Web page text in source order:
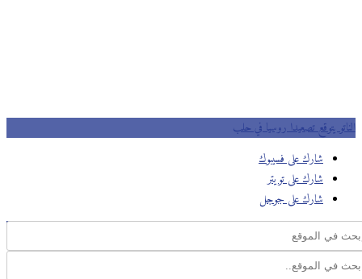
الناتو يتوقع تصعيدا روسيا في حلب
شارك على فسيبوك
شارك على تويتر
شارك على جوجل